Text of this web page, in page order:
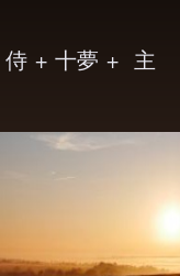
侍 + 十夢 + 主